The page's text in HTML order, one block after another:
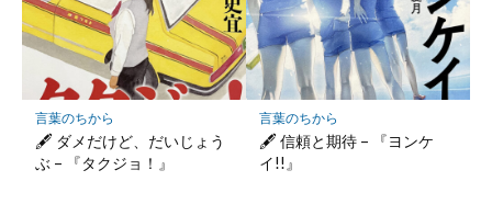
言葉のちから
🖋 ダメだけど、だいじょう
ぶ – 『タクジョ！』
言葉のちから
🖋 信頼と期待 – 『ヨンケ
イ!!』